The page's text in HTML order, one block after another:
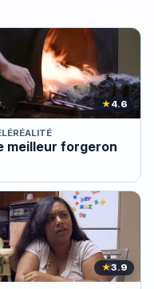
★4.6
meilleur forgeron
★3.9